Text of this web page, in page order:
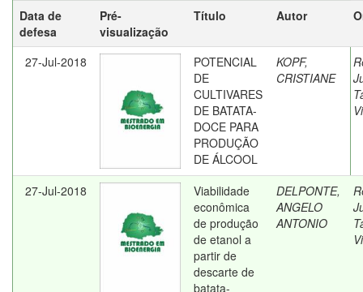
Data de
defesa
Pré-
visualização
Título Autor
27-Jul-2018
POTENCIAL
DE
CULTIVARES
DE BATATA-
DOCE PARA
PRODUÇÃO
DE ÁLCOOL
KOPF,
CRISTIANE
27-Jul-2018
Viabilidade
econômica
de produção
de etanol a
partir de
descarte de
batata-
DELPONTE,
ANGELO
ANTONIO